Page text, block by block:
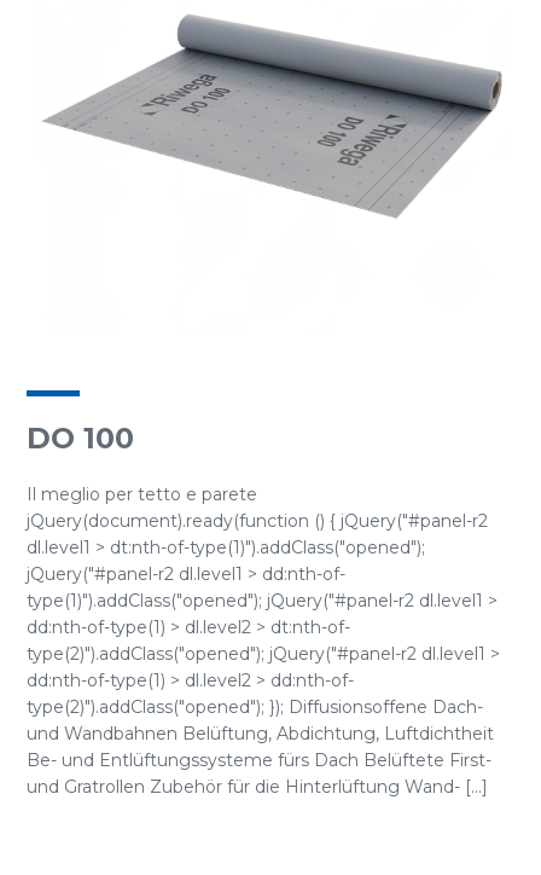
DO 100
Il meglio per tetto e parete
jQuery(document).ready(function () { jQuery("#panel-r2
dl.level1 > dt:nth-of-type(1)").addClass("opened");
jQuery("#panel-r2 dl.level1 > dd:nth-of-
type(1)").addClass("opened"); jQuery("#panel-r2 dl.level1 >
dd:nth-of-type(1) > dl.level2 > dt:nth-of-
type(2)").addClass("opened"); jQuery("#panel-r2 dl.level1 >
dd:nth-of-type(1) > dl.level2 > dd:nth-of-
type(2)").addClass("opened"); }); Diffusionsoffene Dach-
und Wandbahnen Belüftung, Abdichtung, Luftdichtheit
Be- und Entlüftungssysteme fürs Dach Belüftete First-
und Gratrollen Zubehör für die Hinterlüftung Wand- [...]